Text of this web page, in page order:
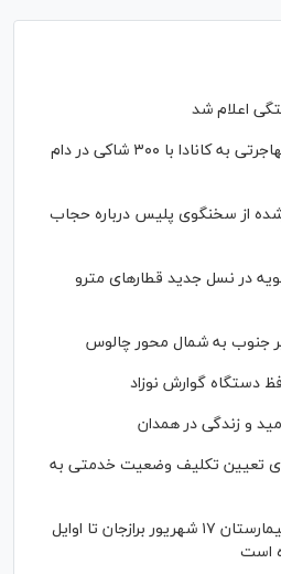
اعلام شد
مدیر کلاهبردار شرکت مهاجرتی به کانادا با ۳۰۰ شاکی در دام
از سخنگوی پلیس درباره حجاب
در نسل جدید قطار‌های مترو
جنوب به شمال محور چالوس
دستگاه گوارش نوزاد
و زندگی در همدان
تعیین تکلیف وضعیت خدمتی به
وزیر بهداشت: تکمیل بیمارستان ۱۷ شهریور برازجان تا اوایل
است